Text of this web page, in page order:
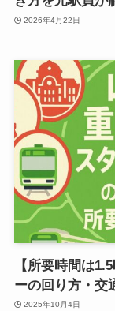
2026年4月22日
【所要時間は
ーの回り方・交
2025年10月4日